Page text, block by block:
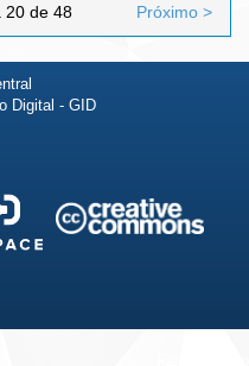
20 de 48 Próximo >
Digital - GID